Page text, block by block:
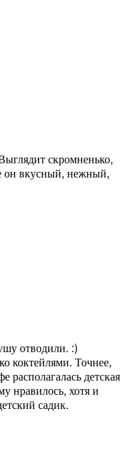
скромненько,
он вкусный, нежный,
отводили. :)
коктейлями. Точнее,
располагалась детская
нравилось, хотя и
садик.